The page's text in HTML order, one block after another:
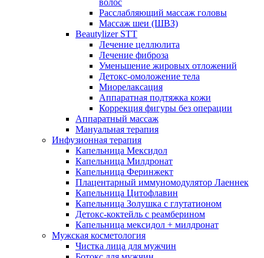
волос
Расслабляющий массаж головы
Массаж шеи (ШВЗ)
Beautylizer STT
Лечение целлюлита
Лечение фиброза
Уменьшение жировых отложений
Детокс-омоложение тела
Миорелаксация
Аппаратная подтяжка кожи
Коррекция фигуры без операции
Аппаратный массаж
Мануальная терапия
Инфузионная терапия
Капельница Мексидол
Капельница Милдронат
Капельница Феринжект
Плацентарный иммуномодулятор Лаеннек
Капельница Цитофлавин
Капельница Золушка с глутатионом
Детокс-коктейль с реамберином
Капельница мексидол + милдронат
Мужская косметология
Чистка лица для мужчин